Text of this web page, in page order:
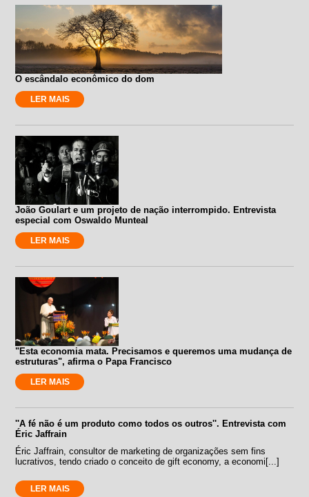
O escândalo econômico do dom
LER MAIS
João Goulart e um projeto de nação interrompido. Entrevista
especial com Oswaldo Munteal
LER MAIS
"Esta economia mata. Precisamos e queremos uma mudança de
estruturas", afirma o Papa Francisco
LER MAIS
''A fé não é um produto como todos os outros''. Entrevista com
Éric Jaffrain
Éric Jaffrain, consultor de marketing de organizações sem fins
lucrativos, tendo criado o conceito de gift economy, a economi[...]
LER MAIS